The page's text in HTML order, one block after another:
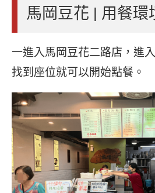
馬岡豆花 | 用餐環
一進入馬岡豆花二路店，進
找到座位就可以開始點餐。